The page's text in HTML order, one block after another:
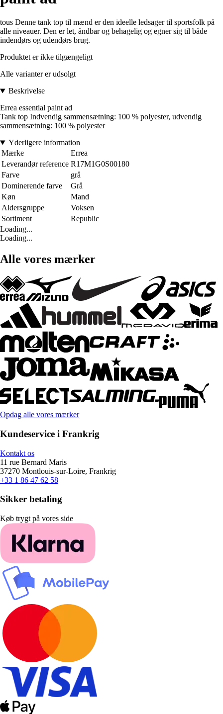
tous Denne tank top til mænd er den ideelle ledsager til sportsfolk på
alle niveauer. Den er let, åndbar og behagelig og egner sig til både
indendørs og udendørs brug.
Produktet er ikke tilgængeligt
Alle varianter er udsolgt
Beskrivelse
Errea essential paint ad
Tank top Indvendig sammensætning: 100 % polyester, udvendig
sammensætning: 100 % polyester
Yderligere information
Mærke
Errea
Leverandør reference R17M1G0S00180
Farve
grå
Dominerende farve
Grå
Køn
Mand
Aldersgruppe
Voksen
Sortiment
Republic
Loading...
Loading...
Alle vores mærker
Opdag alle vores mærker
Kundeservice i Frankrig
Kontakt os
11 rue Bernard Maris
37270 Montlouis-sur-Loire, Frankrig
+33 1 86 47 62 58
Sikker betaling
Køb trygt på vores side